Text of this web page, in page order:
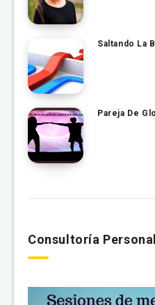
Saltando La
Pareja De
Consultoría